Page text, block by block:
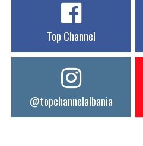
Top Channel
@topchannelalbania